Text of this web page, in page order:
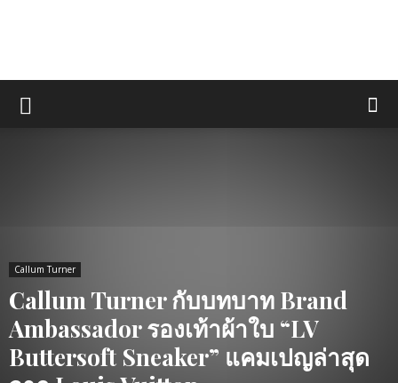
Callum Turner
Callum Turner กับบทบาท Brand
Ambassador รองเท้าผ้าใบ “LV
Buttersoft Sneaker” แคมเปญล่าสุด